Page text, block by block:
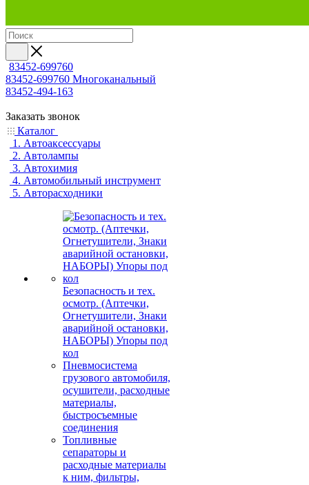
83452-699760
83452-699760 Многоканальный
83452-494-163
Заказать звонок
Каталог
1. Автоаксессуары
2. Автолампы
3. Автохимия
4. Автомобильный инструмент
5. Авторасходники
Безопасность и тех.
осмотр. (Аптечки,
Огнетушители, Знаки
аварийной остановки,
НАБОРЫ) Упоры под
кол
Пневмосистема
грузового автомобиля,
осушители, расходные
материалы,
быстросъемные
соединения
Топливные
сепараторы и
расходные материалы
к ним, фильтры,